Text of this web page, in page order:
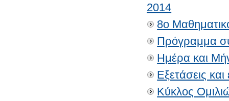
2014
8ο
Πρόγραμμα
Ημέρα και
Εξετάσεις
Κύκλος